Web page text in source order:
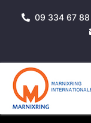
09 334 67 88